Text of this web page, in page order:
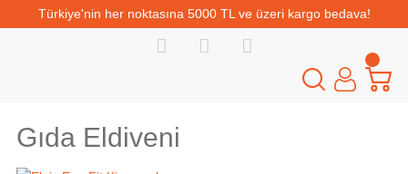
Türkiye'nin her noktasına 5000 TL ve üzeri kargo bedava!
Gıda Eldiveni